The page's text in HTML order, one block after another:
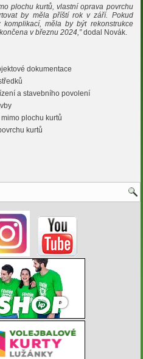
plochu kurtů, vlastní oprava povrchu
by měla příští rok v září. Pokud
měla by být rekonstrukce
v březnu 2024,”dodal Novák.
dokumentace
a stavebního povolení
plochu kurtů
kurtů